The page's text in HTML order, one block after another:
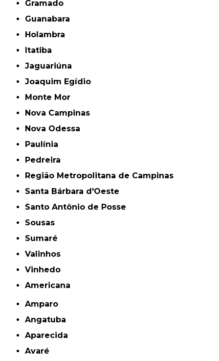
Gramado
Guanabara
Holambra
Itatiba
Jaguariúna
Joaquim Egídio
Monte Mor
Nova Campinas
Nova Odessa
Paulínia
Pedreira
Região Metropolitana de Campinas
Santa Bárbara d'Oeste
Santo Antônio de Posse
Sousas
Sumaré
Valinhos
Vinhedo
americana
Amparo
Angatuba
Aparecida
Avaré